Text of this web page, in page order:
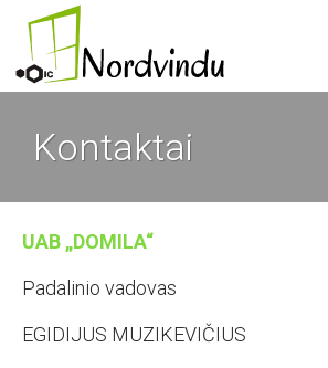
Kontaktai
UAB „DOMILA“
Padalinio vadovas
EGIDIJUS MUZIKEVIČIUS